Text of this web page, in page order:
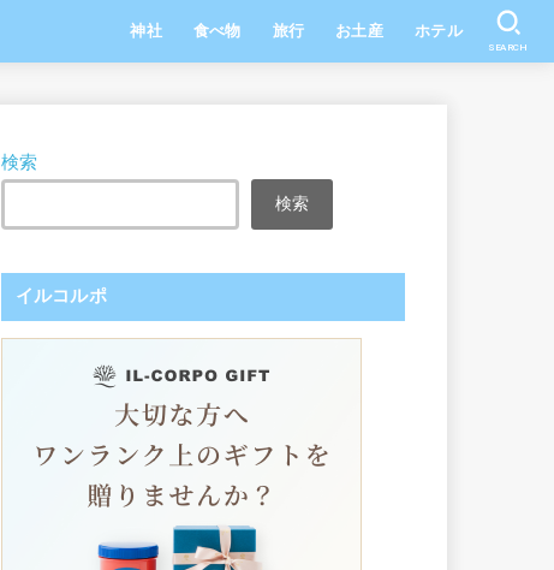
神社 食べ物 旅行 お土産 ホテル
SEARCH
検索
検索
イルコルポ